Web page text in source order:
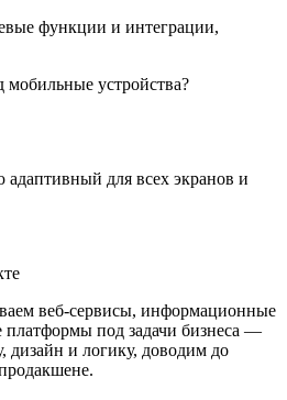
функции и интеграции,
мобильные устройства?
для всех экранов и
веб-сервисы, информационные
под задачи бизнеса —
дизайн и логику, доводим до